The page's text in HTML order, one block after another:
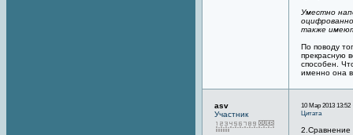
Уместно
также
По поводу
прекрасную
способен.
именно она
asv
Участник
10 Мар 2013 13:52
Цитата
2.Сравнение